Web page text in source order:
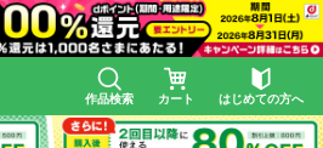
作品検索 カート はじめての方へ